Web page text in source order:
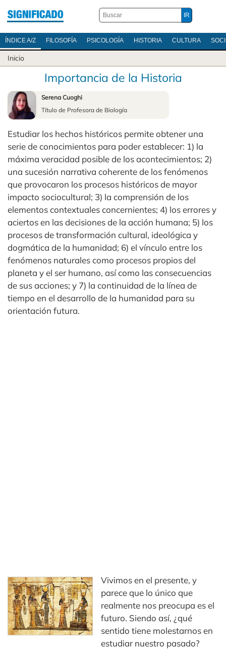
ÍNDICE A/Z FILOSOFÍA PSICOLOGÍA HISTORIA CULTURA
Inicio
Importancia de la Historia
Serena Cuoghi
Título de Profesora de Biología
Estudiar los hechos históricos permite obtener una
serie de conocimientos para poder establecer: 1) la
máxima veracidad posible de los acontecimientos; 2)
una sucesión narrativa coherente de los fenómenos
que provocaron los procesos históricos de mayor
impacto sociocultural; 3) la comprensión de los
elementos contextuales concernientes; 4) los errores y
aciertos en las decisiones de la acción humana; 5) los
procesos de transformación cultural, ideológica y
dogmática de la humanidad; 6) el vínculo entre los
fenómenos naturales como procesos propios del
planeta y el ser humano, así como las consecuencias
de sus acciones; y 7) la continuidad de la línea de
tiempo en el desarrollo de la humanidad para su
orientación futura.
Vivimos en el presente, y
parece que lo único que
realmente nos preocupa es el
futuro. Siendo así, ¿qué
sentido tiene molestarnos en
estudiar nuestro pasado?